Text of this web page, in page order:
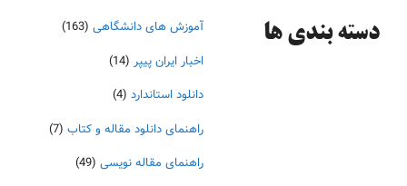
دسته‌ بندی ها آموزش های دانشگاهی (163)
اخبار ایران پیپر (14)
دانلود استاندارد (4)
راهنمای دانلود مقاله و کتاب (7)
راهنمای مقاله نویسی (49)